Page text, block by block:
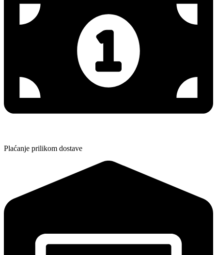
Plaćanje prilikom dostave